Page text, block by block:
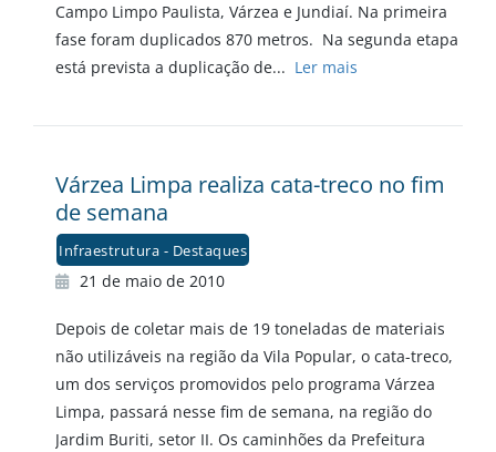
Campo Limpo Paulista, Várzea e Jundiaí. Na primeira
fase foram duplicados 870 metros. Na segunda etapa
está prevista a duplicação de... Ler mais
Várzea Limpa realiza cata-treco no fim
de semana
Infraestrutura - Destaques
21 de maio de 2010
Depois de coletar mais de 19 toneladas de materiais
não utilizáveis na região da Vila Popular, o cata-treco,
um dos serviços promovidos pelo programa Várzea
Limpa, passará nesse fim de semana, na região do
Jardim Buriti, setor II. Os caminhões da Prefeitura